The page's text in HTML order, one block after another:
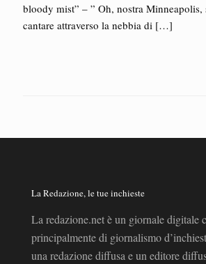
bloody mist” – ” Oh, nostra Minneapolis,
cantare attraverso la nebbia di […]
La Redazione, le tue inchieste
La redazione.net è un giornale digitale
principalmente di giornalismo
una redazione diffusa e un editore